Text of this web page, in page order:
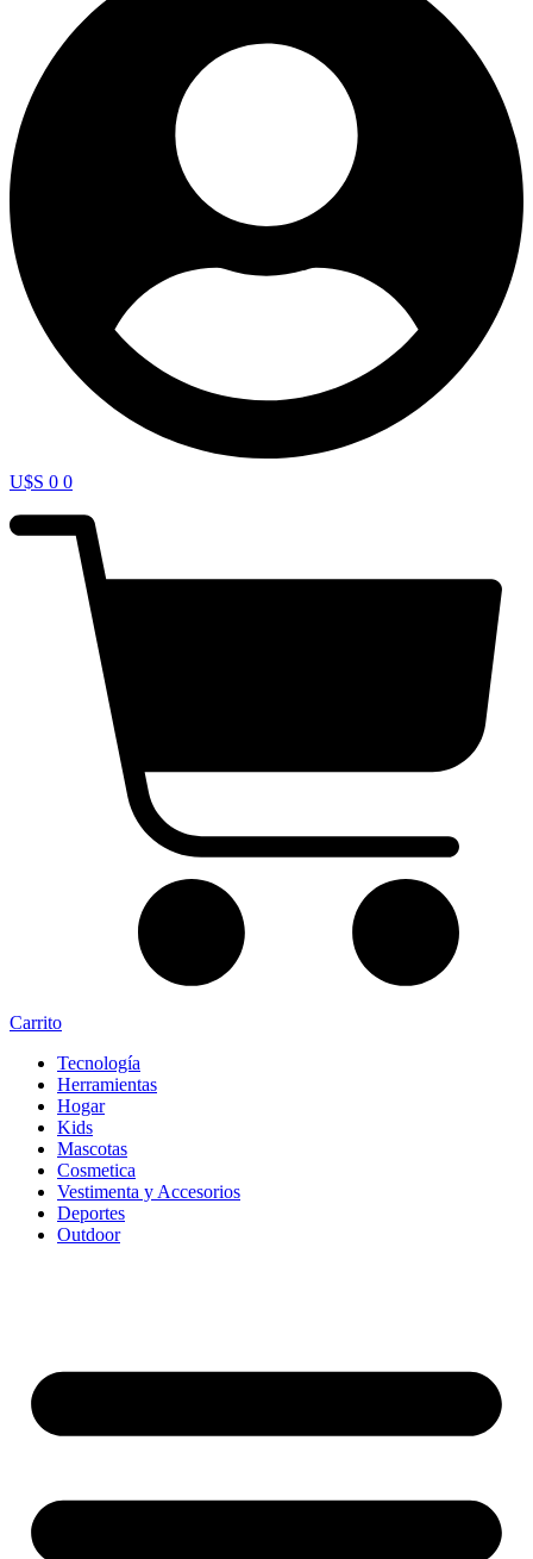
U$S 0 0
Carrito
Tecnología
Herramientas
Hogar
Kids
Mascotas
Cosmetica
Vestimenta y Accesorios
Deportes
Outdoor